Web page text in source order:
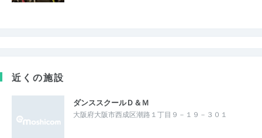
近くの施設
ダンススクールＤ＆Ｍ
大阪府大阪市西成区潮路１丁目９－１９－３０１